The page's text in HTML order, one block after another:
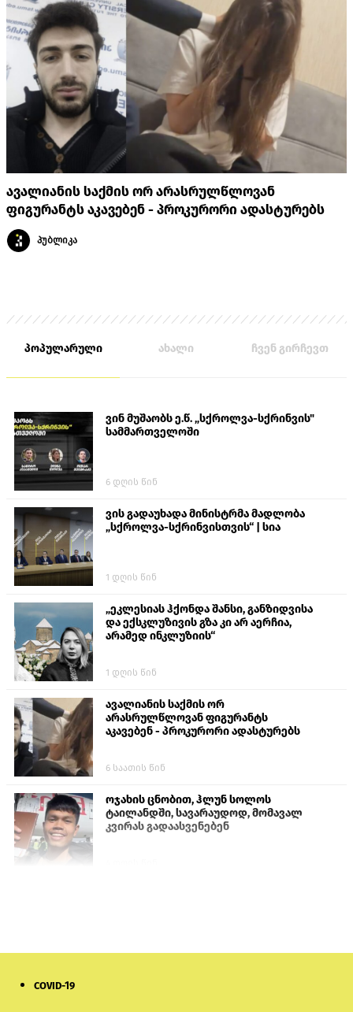
ავალიანის საქმის ორ არასრულწლოვან
ფიგურანტს აკავებენ - პროკურორი ადასტურებს
პუბლიკა
პოპულარული ახალი ჩვენ გირჩევთ
ვინ მუშაობს ე.წ. „სქროლვა-სქრინვის"
სამმართველოში
6 დღის წინ
ვის გადაუხადა მინისტრმა მადლობა
„სქროლვა-სქრინვისთვის“ | სია
1 დღის წინ
„ეკლესიას ჰქონდა შანსი, განზიდვისა
და ექსკლუზივის გზა კი არ აერჩია,
არამედ ინკლუზიის“
1 დღის წინ
ავალიანის საქმის ორ
არასრულწლოვან ფიგურანტს
აკავებენ - პროკურორი ადასტურებს
6 საათის წინ
ოჯახის ცნობით, ჰლუნ სოლოს
ტაილანდში, სავარაუდოდ, მომავალ
კვირას გადაასვენებენ
COVID-19